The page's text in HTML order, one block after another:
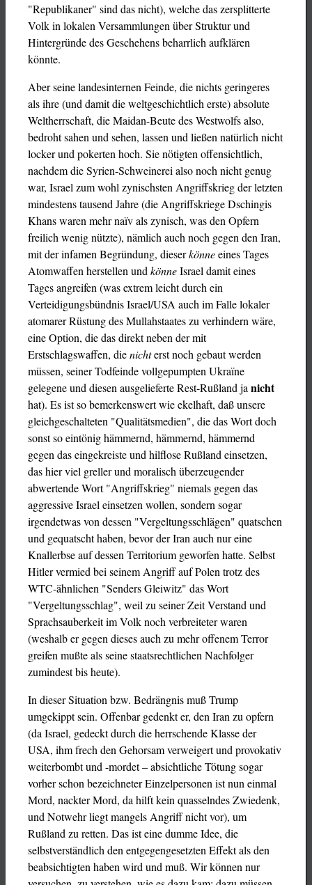
"Republikaner" sind das nicht), welche das zersplitterte
Volk in lokalen Versammlungen über Struktur und
Hintergründe des Geschehens beharrlich aufklären
könnte.
Aber seine landesinternen Feinde, die nichts geringeres
als ihre (und damit die weltgeschichtlich erste) absolute
Weltherrschaft, die Maidan-Beute des Westwolfs also,
bedroht sahen und sehen, lassen und ließen natürlich nicht
locker und pokerten hoch. Sie nötigten offensichtlich,
nachdem die Syrien-Schweinerei also noch nicht genug
war, Israel zum wohl zynischsten Angriffskrieg der letzten
mindestens tausend Jahre (die Angriffskriege Dschingis
Khans waren mehr naïv als zynisch, was den Opfern
freilich wenig nützte), nämlich auch noch gegen den Iran,
mit der infamen Begründung, dieserkönneeines Tages
Atomwaffen herstellen und könneIsrael damit eines
Tages angreifen (was extrem leicht durch ein
Verteidigungsbündnis Israel/USA auch im Falle lokaler
atomarer Rüstung des Mullahstaates zu verhindern wäre,
eine Option, die das direkt neben der mit
Erstschlagswaffen, dienichterst noch gebaut werden
müssen, seiner Todfeinde vollgepumpten Ukraïne
gelegene und diesen ausgelieferte Rest-Rußland ja nicht
hat). Es ist so bemerkenswert wie ekelhaft, daß unsere
gleichgeschalteten "Qualitätsmedien", die das Wort doch
sonst so eintönig hämmernd, hämmernd, hämmernd
gegen das eingekreiste und hilflose Rußland einsetzen,
das hier viel greller und moralisch überzeugender
abwertende Wort "Angriffskrieg" niemals gegen das
aggressive Israel einsetzen wollen, sondern sogar
irgendetwas von dessen "Vergeltungsschlägen" quatschen
und gequatscht haben, bevor der Iran auch nur eine
Knallerbse auf dessen Territorium geworfen hatte. Selbst
Hitler vermied bei seinem Angriff auf Polen trotz des
WTC-ähnlichen "Senders Gleiwitz" das Wort
"Vergeltungsschlag", weil zu seiner Zeit Verstand und
Sprachsauberkeit im Volk noch verbreiteter waren
(weshalb er gegen dieses auch zu mehr offenem Terror
greifen mußte als seine staatsrechtlichen Nachfolger
zumindest bis heute).
In dieser Situation bzw. Bedrängnis muß Trump
umgekippt sein. Offenbar gedenkt er, den Iran zu opfern
(da Israel, gedeckt durch die herrschende Klasse der
USA, ihm frech den Gehorsam verweigert und provokativ
weiterbombt und -mordet – absichtliche Tötung sogar
vorher schon bezeichneter Einzelpersonen ist nun einmal
Mord, nackter Mord, da hilft kein quasselndes Zwiedenk,
und Notwehr liegt mangels Angriff nicht vor), um
Rußland zu retten. Das ist eine dumme Idee, die
selbstverständlich den entgegengesetzten Effekt als den
beabsichtigten haben wird und muß. Wir können nur